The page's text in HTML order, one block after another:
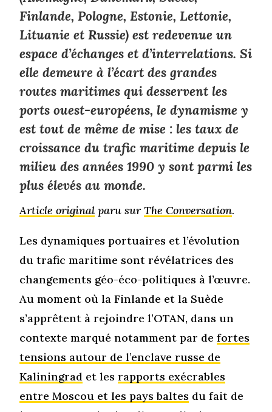
Finlande, Pologne, Estonie, Lettonie,
Lituanie et Russie) est redevenue un
espace d’échanges et d’interrelations. Si
elle demeure à l’écart des grandes
routes maritimes qui desservent les
ports ouest-européens, le dynamisme y
est tout de même de mise : les taux de
croissance du trafic maritime depuis le
milieu des années 1990 y sont parmi les
plus élevés au monde.
Article original paru surThe Conversation.
Les dynamiques portuaires et l’évolution
du trafic maritime sont révélatrices des
changements géo-éco-politiques à l’œuvre.
Au moment où la Finlande et la Suède
s’apprêtent à rejoindre l’OTAN, dans un
contexte marqué notamment par defortes
tensions autour de l’enclave russe de
Kaliningrad et lesrapports exécrables
entre Moscou et les pays baltes du fait de